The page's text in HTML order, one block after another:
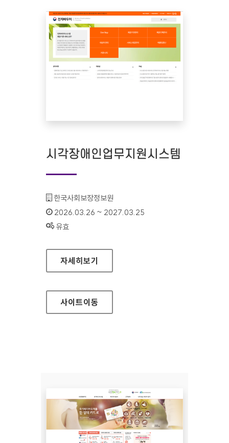
시각장애인업무지원시스템
기관명 :
한국사회보장정보원
인증기간 :
2026.03.26 ~ 2027.03.25
상태 :
유효
시각장애인업무지원시스템
자세히보기
사이트이동